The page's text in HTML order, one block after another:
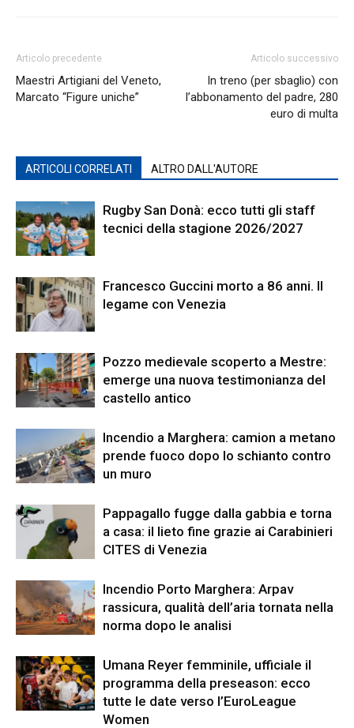
Articolo precedente
Maestri Artigiani del Veneto,
Marcato “Figure uniche”
Articolo successivo
In treno (per sbaglio) con
l’abbonamento del padre, 280
euro di multa
ARTICOLI CORRELATI ALTRO DALL'AUTORE
Rugby San Donà: ecco tutti gli staff
tecnici della stagione 2026/2027
Francesco Guccini morto a 86 anni. Il
legame con Venezia
Pozzo medievale scoperto a Mestre:
emerge una nuova testimonianza del
castello antico
Incendio a Marghera: camion a metano
prende fuoco dopo lo schianto contro
un muro
Pappagallo fugge dalla gabbia e torna
a casa: il lieto fine grazie ai Carabinieri
CITES di Venezia
Incendio Porto Marghera: Arpav
rassicura, qualità dell’aria tornata nella
norma dopo le analisi
Umana Reyer femminile, ufficiale il
programma della preseason: ecco
tutte le date verso l’EuroLeague
Women